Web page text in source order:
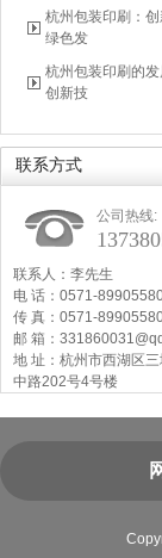
杭州包装印刷：
绿色发
杭州包装印刷的
创新技
联系方式
公司热线:
联系人：李先生
电 话：0571-
传 真：0571-
邮 箱：
地 址：杭州市西湖区
中路202号4号楼